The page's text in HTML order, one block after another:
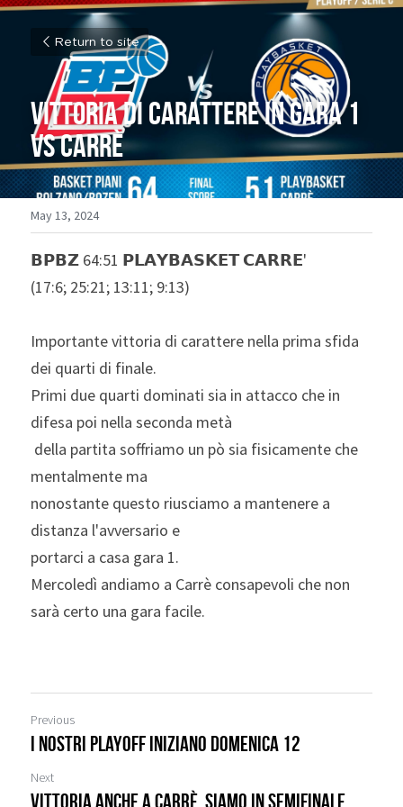
Return to site
Vittoria di carattere in gara 1
vs Carrè
May 13, 2024
𝗕𝗣𝗕𝗭 64:51 𝗣𝗟𝗔𝗬𝗕𝗔𝗦𝗞𝗘𝗧 𝗖𝗔𝗥𝗥𝗘'
(17:6; 25:21; 13:11; 9:13)
Importante vittoria di carattere nella prima sfida
dei quarti di finale.
Primi due quarti dominati sia in attacco che in
difesa poi nella seconda metà
mentalmente ma
nonostante questo riusciamo a mantenere a
distanza l'avversario e
portarci a casa gara 1.
Mercoledì andiamo a Carrè consapevoli che non
sarà certo una gara facile.
Previous
I nostri playoff iniziano domenica 12
Next
Vittoria anche a Carrè, siamo in semifinale